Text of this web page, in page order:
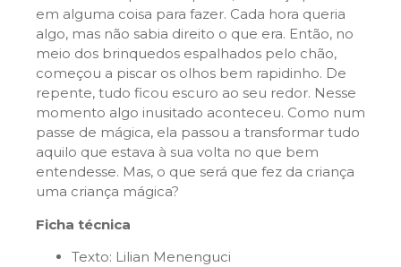
em alguma coisa para fazer. Cada hora queria
algo, mas não sabia direito o que era. Então, no
meio dos brinquedos espalhados pelo chão,
começou a piscar os olhos bem rapidinho. De
repente, tudo ficou escuro ao seu redor. Nesse
momento algo inusitado aconteceu. Como num
passe de mágica, ela passou a transformar tudo
aquilo que estava à sua volta no que bem
entendesse. Mas, o que será que fez da criança
uma criança mágica?
Ficha técnica
Texto: Lilian Menenguci